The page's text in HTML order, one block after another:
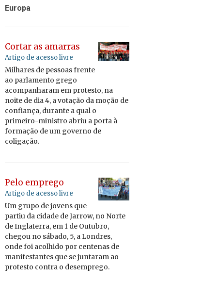
Europa
Cortar as amarras
Artigo de acesso livre
Mi­lhares de pes­soas frente
ao par­la­mento grego
acom­pa­nharam em pro­testo, na
noite de dia 4, a vo­tação da moção de
con­fi­ança, du­rante a qual o
pri­meiro-mi­nistro abriu a porta à
for­mação de um go­verno de
co­li­gação.
Pelo emprego
Artigo de acesso livre
Um grupo de jo­vens que
partiu da ci­dade de Jarrow, no Norte
de In­gla­terra, em 1 de Ou­tubro,
chegou no sá­bado, 5, a Lon­dres,
onde foi aco­lhido por cen­tenas de
ma­ni­fes­tantes que se jun­taram ao
pro­testo contra o de­sem­prego.